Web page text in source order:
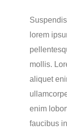
lorem
mollis.
aliquet
enim
faucibus